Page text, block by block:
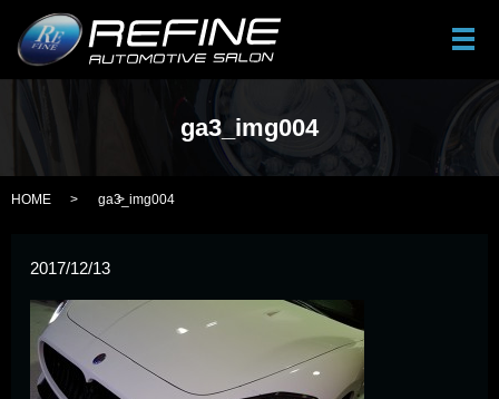
メ
ga3_img004
HOME ga3_img004
2017/12/13